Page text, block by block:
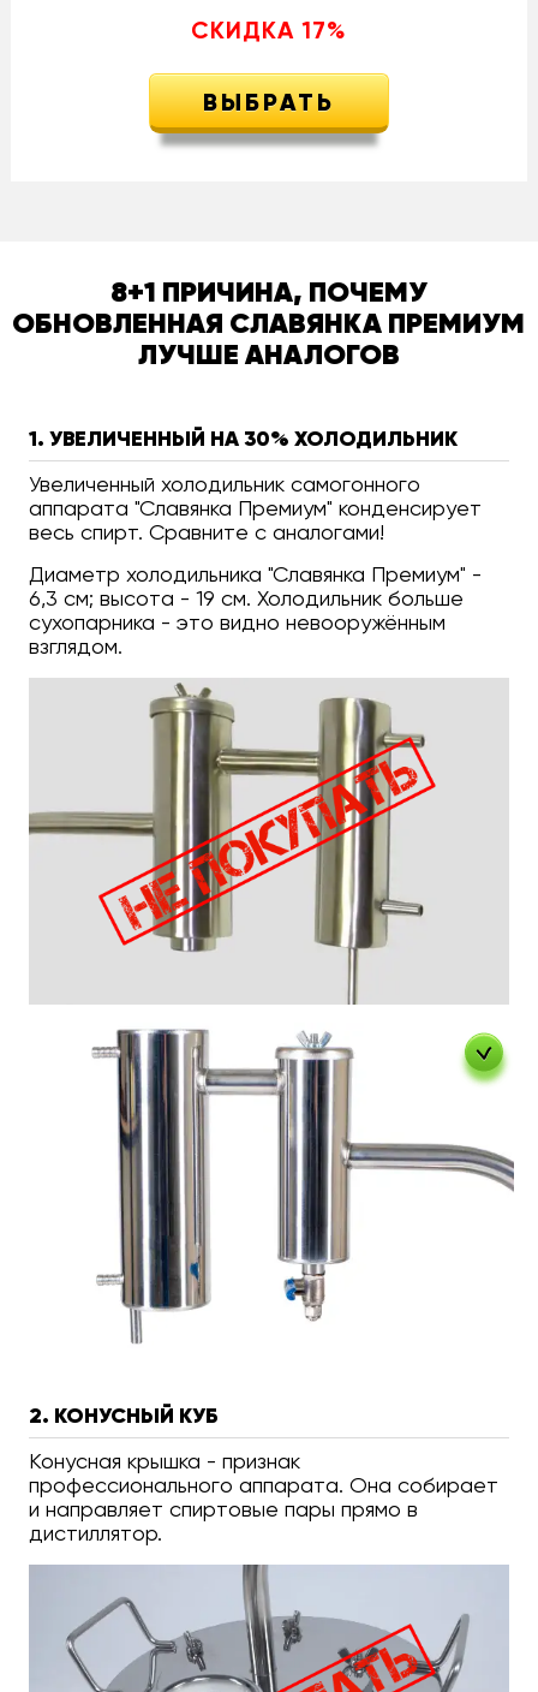
СКИДКА 17%
ВЫБРАТЬ
8+1 ПРИЧИНА, ПОЧЕМУ
ОБНОВЛЕННАЯ СЛАВЯНКА ПРЕМИУМ
ЛУЧШЕ АНАЛОГОВ
1. УВЕЛИЧЕННЫЙ НА 30% ХОЛОДИЛЬНИК
Увеличенный холодильник самогонного
аппарата "Славянка Премиум" конденсирует
весь спирт. Сравните с аналогами!
Диаметр холодильника "Славянка Премиум" -
6,3 см; высота - 19 см. Холодильник больше
сухопарника - это видно невооружённым
взглядом.
2. КОНУСНЫЙ КУБ
Конусная крышка - признак
профессионального аппарата. Она собирает
и направляет спиртовые пары прямо в
дистиллятор.